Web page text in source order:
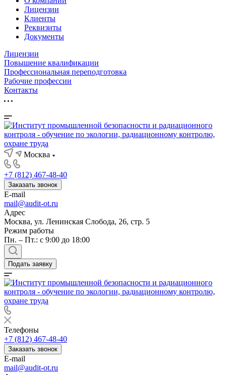
Лицензии
Клиенты
Реквизиты
Документы
Лицензии
Повышение квалификации
Профессиональная переподготовка
Рабочие профессии
Контакты
Москва
+7 (812) 467-48-40
Заказать звонок
E-mail
mail@audit-ot.ru
Адрес
Москва, ул. Ленинская Слобода, 26, стр. 5
Режим работы
Пн. – Пт.: с 9:00 до 18:00
Подать заявку
Телефоны
+7 (812) 467-48-40
Заказать звонок
E-mail
mail@audit-ot.ru